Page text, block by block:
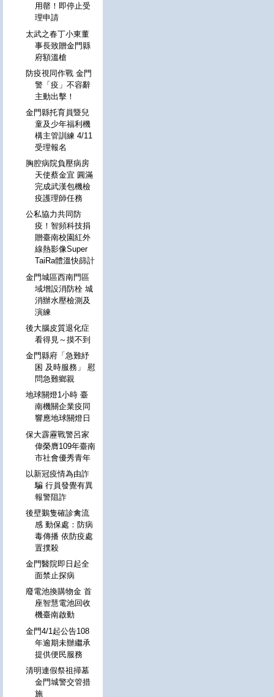
用罄！即停止受
理申請
太武之春丁小東董
事長致贈金門縣
府額溫槍
防疫視同作戰 金門
警「疫」不容辭
主動出擊！
金門縣托育員暨兒
童及少年福利機
構主管訓練 4/11
受理報名
胸腔病院負壓病房
天使蔡金宜 圓滿
完成武漢包機檢
疫護理師任務
公私協力共同防
疫！智頻科技捐
贈臺南校園紅外
線熱影像Super
TaiRa體溫快篩計
金門城區西南門區
域增設消防栓 城
消辦水壓檢測及
演練
後大腦皮質退化症
看得見～摸不到
金門縣府「急難紓
困 及時服務」 慰
問急難鄉親
地球關燈1小時 臺
南機關企業疫同
響應地球關燈日
保大霹靂戰警呂家
偉榮膺109年臺南
市社會優秀青年
以新冠疫情為由詐
騙 行員發覺有異
報警阻詐
後壁鵝隻確診禽流
感 動保處：防病
毒傳播 依防疫處
置撲殺
金門醫院即日起全
面禁止探病
廢電池換購物金 首
座智慧電池回收
機臺南啟動
金門4/1起公告108
年逾期未辦繼承
提供便民服務
清明連假祭祖掃墓
金門城警交管措
施